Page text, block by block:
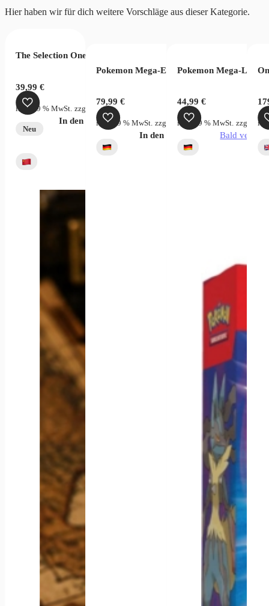
Hier haben wir für dich weitere Vorschläge aus dieser Kategorie.
World Rivals Clash FB06
of Intrigue OP04 (JP)
The Selection One Piece Wanted Bag
39,99€
inkl. 19 % MwSt. zzgl. Versandkosten
In den Warenkorb
Neu
Pokemon Mega-Entwicklung Dunkelnacht
79,99€
inkl. 19 % MwSt. zzgl. Versandkosten
In den Warenkorb
Pokemon Mega-
44,99 €
inkl. 19 % MwSt. zzgl.
Bald